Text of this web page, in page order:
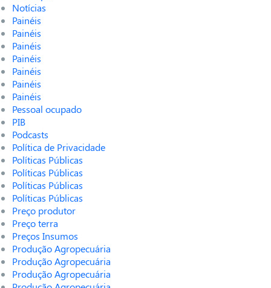
Notícias
Painéis
Painéis
Painéis
Painéis
Painéis
Painéis
Painéis
Pessoal ocupado
PIB
Podcasts
Política de Privacidade
Políticas Públicas
Políticas Públicas
Políticas Públicas
Políticas Públicas
Preço produtor
Preço terra
Preços Insumos
Produção Agropecuária
Produção Agropecuária
Produção Agropecuária